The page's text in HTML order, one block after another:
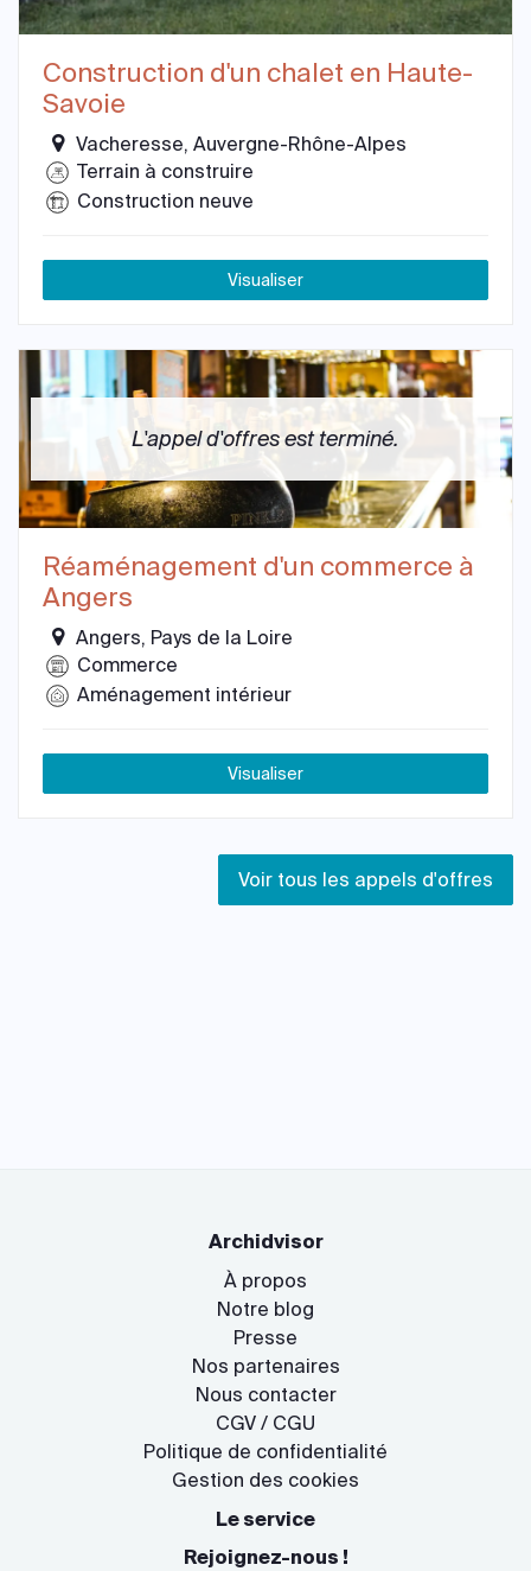
Construction d'un chalet en Haute-
Savoie
Vacheresse, Auvergne-Rhône-Alpes
Terrain à construire
Construction neuve
Visualiser
L'appel d'offres est terminé.
Réaménagement d'un commerce à
Angers
Angers, Pays de la Loire
Commerce
Aménagement intérieur
Visualiser
Voir tous les appels d'offres
Archidvisor
À propos
Notre blog
Presse
Nos partenaires
Nous contacter
CGV / CGU
Politique de confidentialité
Gestion des cookies
Le service
Rejoignez-nous !